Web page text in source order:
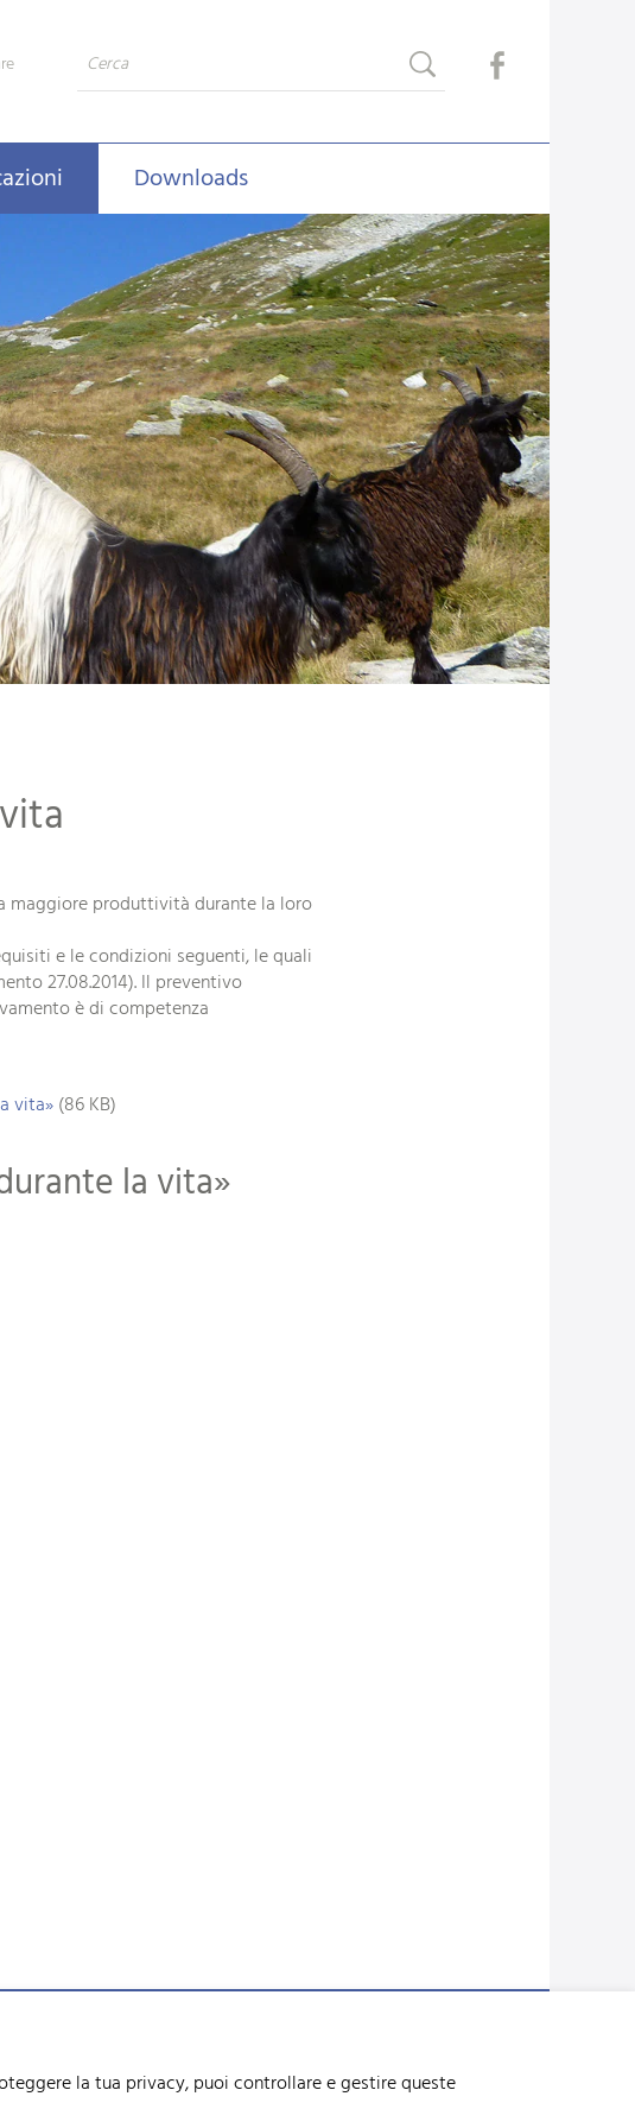
Downloads
maggiore produttività durante la loro
e le condizioni seguenti, le quali
27.08.2014). Il preventivo
è di competenza
vita»(86 KB)
la vita»
cookie
Svizzera. Naturalmente.
la tua privacy, puoi controllare e gestire queste